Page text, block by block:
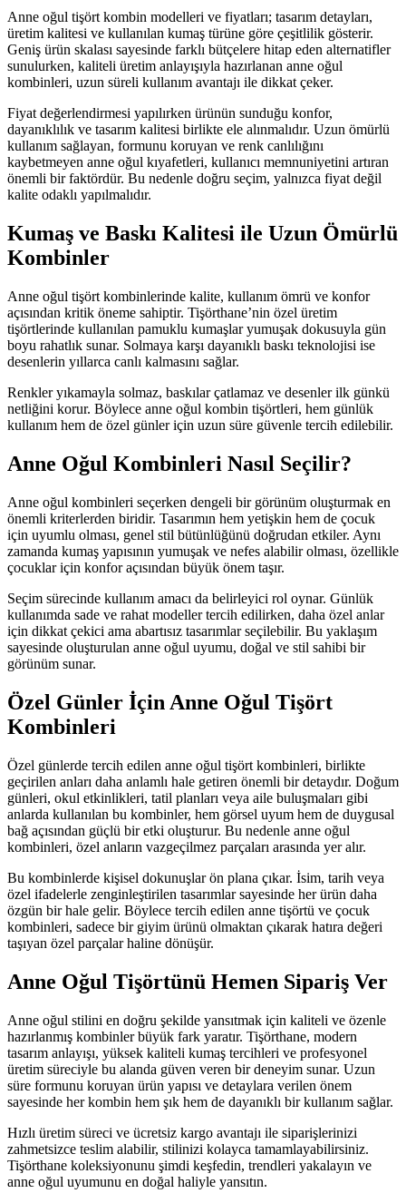
Anne oğul tişört kombin modelleri ve fiyatları; tasarım detayları,
üretim kalitesi ve kullanılan kumaş türüne göre çeşitlilik gösterir.
Geniş ürün skalası sayesinde farklı bütçelere hitap eden alternatifler
sunulurken, kaliteli üretim anlayışıyla hazırlanan anne oğul
kombinleri, uzun süreli kullanım avantajı ile dikkat çeker.
Fiyat değerlendirmesi yapılırken ürünün sunduğu konfor,
dayanıklılık ve tasarım kalitesi birlikte ele alınmalıdır. Uzun ömürlü
kullanım sağlayan, formunu koruyan ve renk canlılığını
kaybetmeyen anne oğul kıyafetleri, kullanıcı memnuniyetini artıran
önemli bir faktördür. Bu nedenle doğru seçim, yalnızca fiyat değil
kalite odaklı yapılmalıdır.
Kumaş ve Baskı Kalitesi ile Uzun Ömürlü
Kombinler
Anne oğul tişört kombinlerinde kalite, kullanım ömrü ve konfor
açısından kritik öneme sahiptir. Tişörthane’nin özel üretim
tişörtlerinde kullanılan pamuklu kumaşlar yumuşak dokusuyla gün
boyu rahatlık sunar. Solmaya karşı dayanıklı baskı teknolojisi ise
desenlerin yıllarca canlı kalmasını sağlar.
Renkler yıkamayla solmaz, baskılar çatlamaz ve desenler ilk günkü
netliğini korur. Böylece anne oğul kombin tişörtleri, hem günlük
kullanım hem de özel günler için uzun süre güvenle tercih edilebilir.
Anne Oğul Kombinleri Nasıl Seçilir?
Anne oğul kombinleri seçerken dengeli bir görünüm oluşturmak en
önemli kriterlerden biridir. Tasarımın hem yetişkin hem de çocuk
için uyumlu olması, genel stil bütünlüğünü doğrudan etkiler. Aynı
zamanda kumaş yapısının yumuşak ve nefes alabilir olması, özellikle
çocuklar için konfor açısından büyük önem taşır.
Seçim sürecinde kullanım amacı da belirleyici rol oynar. Günlük
kullanımda sade ve rahat modeller tercih edilirken, daha özel anlar
için dikkat çekici ama abartısız tasarımlar seçilebilir. Bu yaklaşım
sayesinde oluşturulan anne oğul uyumu, doğal ve stil sahibi bir
görünüm sunar.
Özel Günler İçin Anne Oğul Tişört
Kombinleri
Özel günlerde tercih edilen anne oğul tişört kombinleri, birlikte
geçirilen anları daha anlamlı hale getiren önemli bir detaydır. Doğum
günleri, okul etkinlikleri, tatil planları veya aile buluşmaları gibi
anlarda kullanılan bu kombinler, hem görsel uyum hem de duygusal
bağ açısından güçlü bir etki oluşturur. Bu nedenle anne oğul
kombinleri, özel anların vazgeçilmez parçaları arasında yer alır.
Bu kombinlerde kişisel dokunuşlar ön plana çıkar. İsim, tarih veya
özel ifadelerle zenginleştirilen tasarımlar sayesinde her ürün daha
özgün bir hale gelir. Böylece tercih edilen anne tişörtü ve çocuk
kombinleri, sadece bir giyim ürünü olmaktan çıkarak hatıra değeri
taşıyan özel parçalar haline dönüşür.
Anne Oğul Tişörtünü Hemen Sipariş Ver
Anne oğul stilini en doğru şekilde yansıtmak için kaliteli ve özenle
hazırlanmış kombinler büyük fark yaratır. Tişörthane, modern
tasarım anlayışı, yüksek kaliteli kumaş tercihleri ve profesyonel
üretim süreciyle bu alanda güven veren bir deneyim sunar. Uzun
süre formunu koruyan ürün yapısı ve detaylara verilen önem
sayesinde her kombin hem şık hem de dayanıklı bir kullanım sağlar.
Hızlı üretim süreci ve ücretsiz kargo avantajı ile siparişlerinizi
zahmetsizce teslim alabilir, stilinizi kolayca tamamlayabilirsiniz.
Tişörthane koleksiyonunu şimdi keşfedin, trendleri yakalayın ve
anne oğul uyumunu en doğal haliyle yansıtın.